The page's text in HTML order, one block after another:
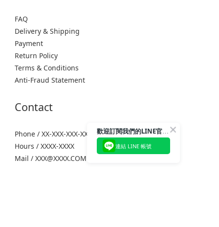
FAQ
Delivery & Shipping
Payment
Return Policy
Terms & Conditions
Anti-Fraud Statement
Contact
Phone / XX-XXX-XXX-XXX
Hours / XXXX-XXXX
Mail / XXX@XXXX.COM
歡迎訂閱我們的LINE官方帳號
連結 LINE 帳號